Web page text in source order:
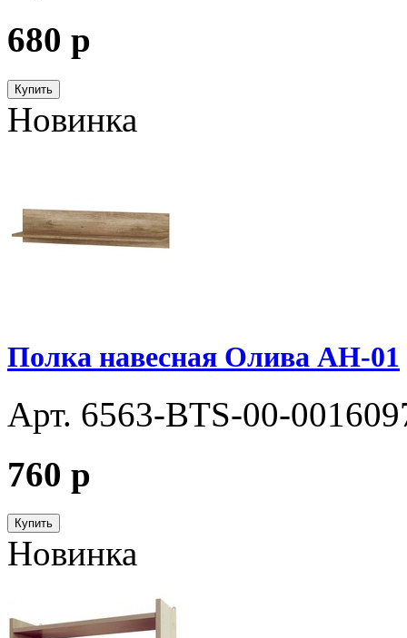
680 p
Купить
Новинка
Полка навесная Олива АН-01
Арт. 6563-BTS-00-
760 p
Купить
Новинка